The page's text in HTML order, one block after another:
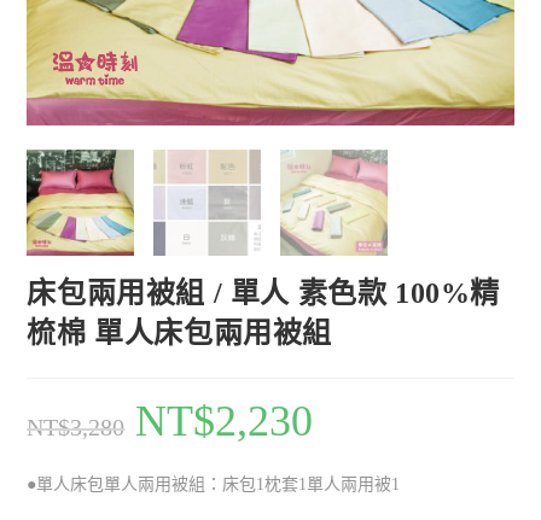
床包兩用被組 / 單人 素色款 100%精
梳棉 單人床包兩用被組
NT$3,280 NT$2,230
●單人床包單人兩用被組：床包1枕套1單人兩用被1